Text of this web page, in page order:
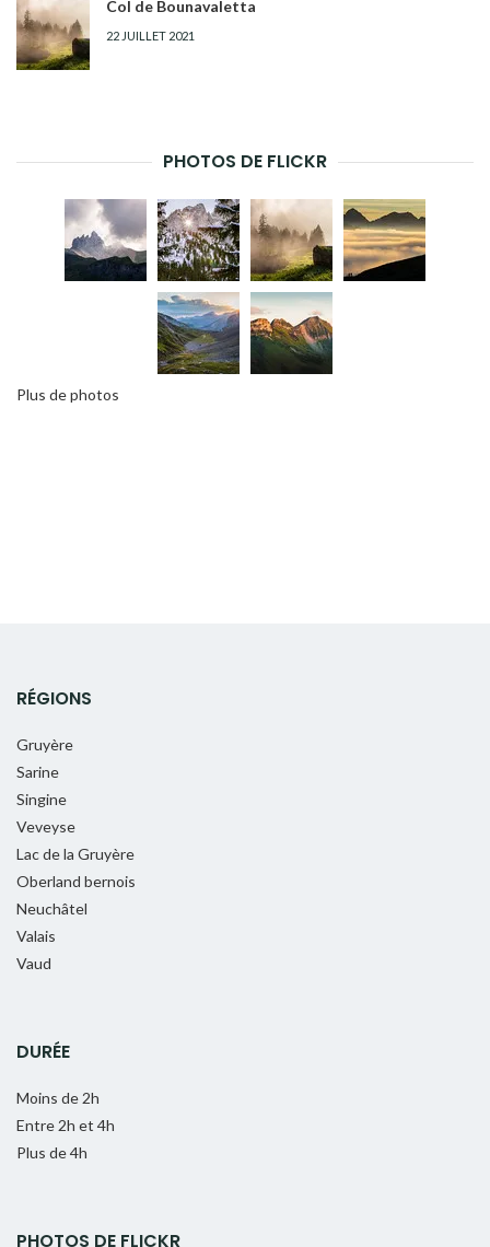
Col de Bounavaletta
22 JUILLET 2021
PHOTOS DE FLICKR
Plus de photos
RÉGIONS
Gruyère
Sarine
Singine
Veveyse
Lac de la Gruyère
Oberland bernois
Neuchâtel
Valais
Vaud
DURÉE
Moins de 2h
Entre 2h et 4h
Plus de 4h
PHOTOS DE FLICKR